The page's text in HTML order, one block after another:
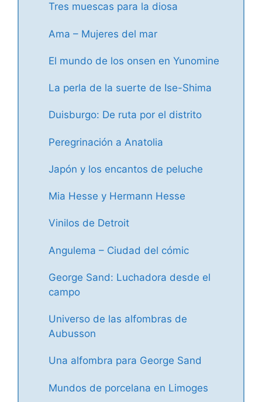
Tres muescas para la diosa
Ama – Mujeres del mar
El mundo de los onsen en Yunomine
La perla de la suerte de Ise-Shima
Duisburgo: De ruta por el distrito
Peregrinación a Anatolia
Japón y los encantos de peluche
Mia Hesse y Hermann Hesse
Vinilos de Detroit
Angulema – Ciudad del cómic
George Sand: Luchadora desde el
campo
Universo de las alfombras de
Aubusson
Una alfombra para George Sand
Mundos de porcelana en Limoges